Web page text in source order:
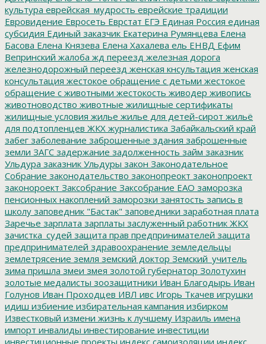
культура еврейская_мудрость еврейские традиции
Евровидение Евросеть Еврстат ЕГЭ Единая Россия единая
субсидия Единый заказчик Екатерина Румянцева Елена
Басова Елена Князева Елена Хахалева ель ЕНВД Ефим
Вепринский жалоба жд переезд железная дорога
железнодорожный переезд женская кнсультация женская
консультация жестокое обращение с детьми жестокое
обращение с животными жестокость живодер живопись
животноводство животные жилищные сертификаты
жилищные условия жилье жилье для детей-сирот жильё
для подтопленцев ЖКХ журналистика Забайкальский край
забег заболевание заброшенные здания заброшенные
земли ЗАГС задержание задолженность займ заказник
Ульдура заказник Ульдуры закон Законодательное
Собрание законодательство законопреокт законопроект
законороект Заксобрание Заксобрание ЕАО заморозка
пенсионных накоплений заморозки занятость запись в
школу заповедник "Бастак" заповедники заработная плата
Заречье зарплата зарплаты заслуженный работник ЖКХ
зачистка_судей защита прав предпринимателей защита
предпринимателей здравоохранение земледельцы
землетрясение земля земский доктор Земский_учитель
зима пришла змеи змея золотой губернатор Золотухин
золотые медалисты зоозащитники Иван Благодырь Иван
Голунов Иван Проходцев ИВЛ ивс Игорь Ткачев игрушки
идиш избиение избирательная кампания избирком
Известковый измени жизнь к лучшему Израиль имена
импорт инвалиды инвестирование инвестиции
инвестиционные проекты индекс самоизоляции индекс